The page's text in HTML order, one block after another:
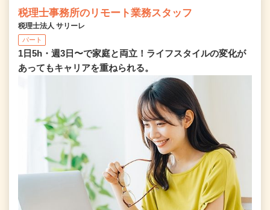
税理士事務所のリモート業務スタッフ
税理士法人 サリーレ
パート
1日5h・週3日〜で家庭と両立！ライフスタイルの変化が
あってもキャリアを重ねられる。